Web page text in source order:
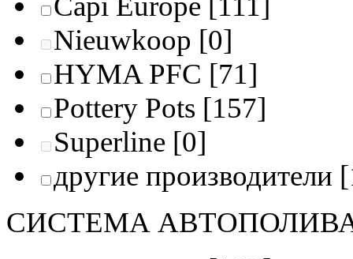
Nieuwkoop [0]
HYMA PFC [71]
Pottery Pots [157]
Superline [0]
другие производители
СИСТЕМА